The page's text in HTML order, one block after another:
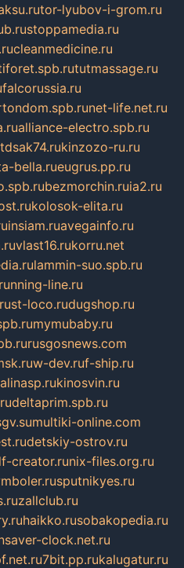
tor-lyubov-i-grom.ru
stoppamedia.ru
cleanmedicine.ru
tutmassage.ru
falcorussia.ru
net-life.net.ru
alliance-electro.spb.ru
tdsak74.rukinzozo-ru.ru
bella.rueugrus.pp.ru
bezmorchin.ruia2.ru
kolosok-elita.ru
insiam.ruavegainfo.ru
vlast16.rukorru.net
lammin-suo.spb.ru
running-line.ru
rust-loco.rudugshop.ru
mymubaby.ru
rusgosnews.com
w-dev.ruf-ship.ru
kinosvin.ru
deltaprim.spb.ru
multiki-online.com
detskiy-ostrov.ru
creator.runix-files.org.ru
sputnikyes.ru
zallclub.ru
haikko.rusobakopedia.ru
clock.net.ru
7bit.pp.rukalugatur.ru